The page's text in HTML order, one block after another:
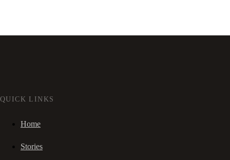
QUICK LINKS
Home
Stories